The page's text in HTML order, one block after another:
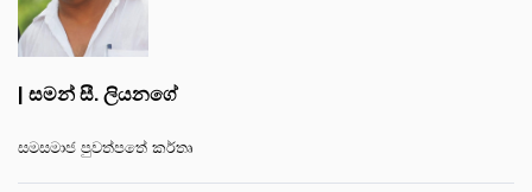
| සමන් සී. ලියනගේ
සමසමාජ පුවත්පතේ කර්තෘ